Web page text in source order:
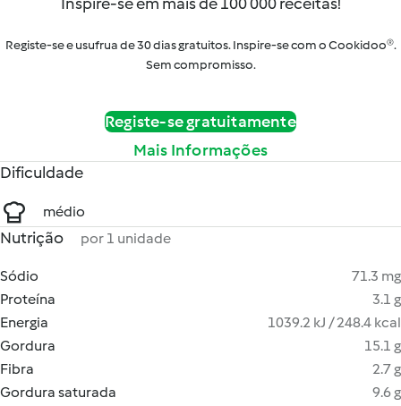
Registe-se e usufrua de 30 dias gratuitos. Inspire-se com o Cookidoo®.
Sem compromisso.
Registe-se gratuitamente
Mais Informações
Dificuldade
médio
Nutrição por 1 unidade
Sódio
71.3 mg
Proteína
3.1 g
Energia
1039.2 kJ / 248.4 kcal
Gordura
15.1 g
Fibra
2.7 g
Gordura saturada
9.6 g